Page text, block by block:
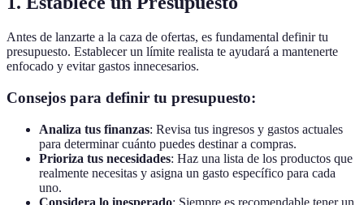
Antes de lanzarte a la caza de ofertas, es fundamental definir tu
presupuesto. Establecer un límite realista te ayudará a mantenerte
enfocado y evitar gastos innecesarios.
Consejos para definir tu presupuesto:
Analiza tus finanzas: Revisa tus ingresos y gastos actuales
para determinar cuánto puedes destinar a compras.
Prioriza tus necesidades: Haz una lista de los productos que
realmente necesitas y asigna un gasto específico para cada
uno.
Considera lo inesperado: Siempre es recomendable tener un